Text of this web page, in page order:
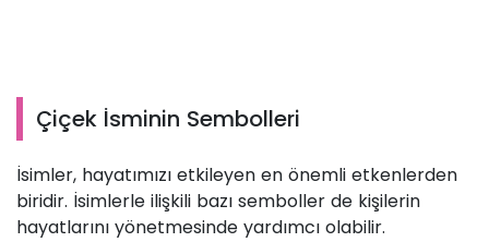
Çiçek İsminin Sembolleri
İsimler, hayatımızı etkileyen en önemli etkenlerden
biridir. İsimlerle ilişkili bazı semboller de kişilerin
hayatlarını yönetmesinde yardımcı olabilir.